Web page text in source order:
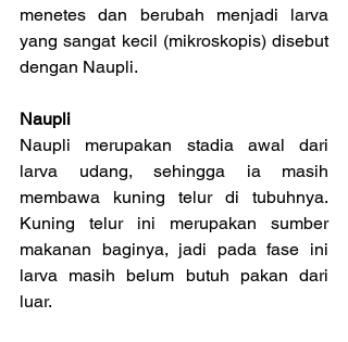
menetes dan berubah menjadi larva
yang sangat kecil (mikroskopis) disebut
dengan Naupli.
Naupli
Naupli merupakan stadia awal dari
larva udang, sehingga ia masih
membawa kuning telur di tubuhnya.
Kuning telur ini merupakan sumber
makanan baginya, jadi pada fase ini
larva masih belum butuh pakan dari
luar.